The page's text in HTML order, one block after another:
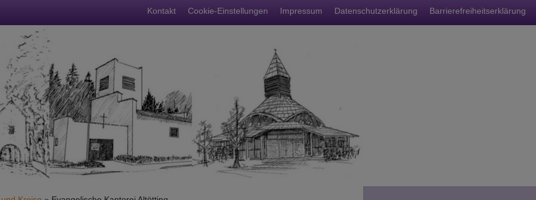
Fußbereichsmenü
Kontakt Cookie-Einstellungen Impressum Datenschutzerklärung Barrierefreiheitserklärung